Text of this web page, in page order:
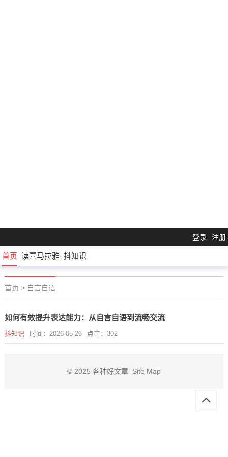
登录 注册
首页 读喜马拉雅 抖知识
首页 > 自言自语
如何有效提升表达能力：从自言自语到流畅交流
抖知识 时间：2026-05-26 点击：302
© 2025 各种好文章 Site Map